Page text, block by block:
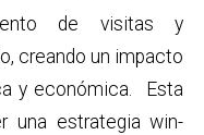
de visitas y
creando un impacto
y económica. Esta
una estrategia win-